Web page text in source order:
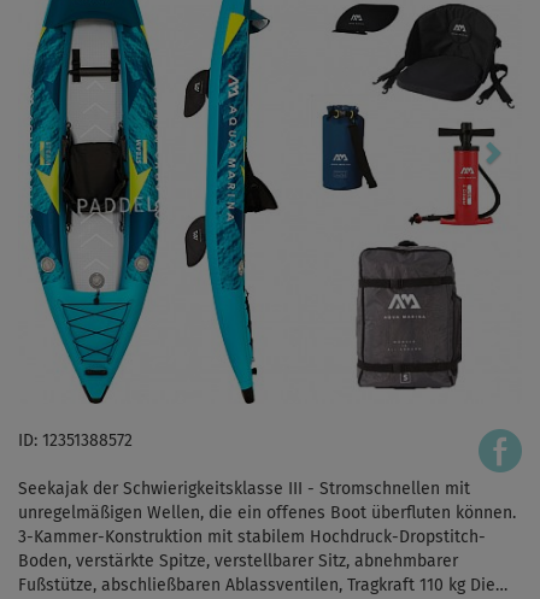
ID: 12351388572
Seekajak der Schwierigkeitsklasse III - Stromschnellen mit
unregelmäßigen Wellen, die ein offenes Boot überfluten können.
3-Kammer-Konstruktion mit stabilem Hochdruck-Dropstitch-
Boden, verstärkte Spitze, verstellbarer Sitz, abnehmbarer
Fußstütze, abschließbaren Ablassventilen, Tragkraft 110 kg Die…